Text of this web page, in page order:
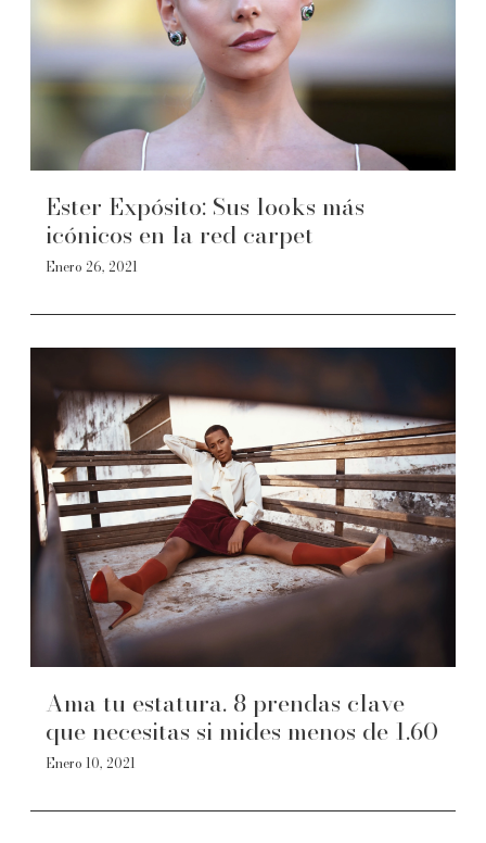
Ester Expósito: Sus looks más
icónicos en la red carpet
Enero 26, 2021
Ama tu estatura. 8 prendas clave
que necesitas si mides menos de 1.60
Enero 10, 2021